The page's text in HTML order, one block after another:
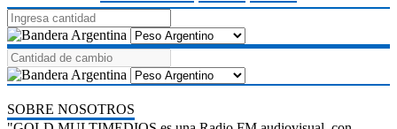
SOBRE NOSOTROS